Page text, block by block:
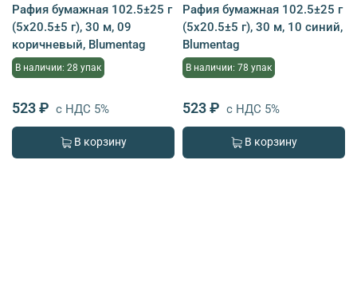
Рафия бумажная 102.5±25 г
(5х20.5±5 г), 30 м, 09
коричневый, Blumentag
В наличии: 28 упак
523 ₽ с НДС 5%
В корзину
Рафия бумажная 102.5±25 г
(5х20.5±5 г), 30 м, 10 синий,
Blumentag
В наличии: 78 упак
523 ₽ с НДС 5%
В корзину